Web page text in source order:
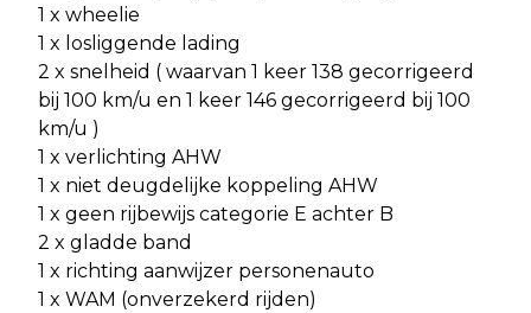
1 x wheelie
1 x losliggende lading
2 x snelheid ( waarvan 1 keer 138 gecorrigeerd
bij 100 km/u en 1 keer 146 gecorrigeerd bij 100
km/u )
1 x verlichting AHW
1 x niet deugdelijke koppeling AHW
1 x geen rijbewijs categorie E achter B
2 x gladde band
1 x richting aanwijzer personenauto
1 x WAM (onverzekerd rijden)